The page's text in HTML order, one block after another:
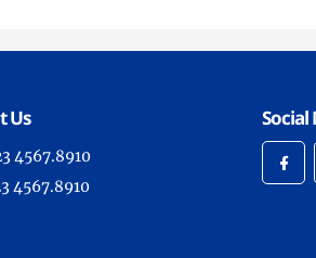
Us
4567.8910
4567.8910
Social